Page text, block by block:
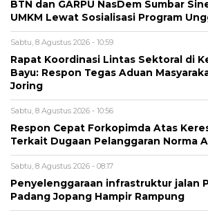
BTN dan GARPU NasDem Sumbar
UMKM Lewat Sosialisasi Program
Sabtu, 8 Agustus 2026 - 10:59
Rapat Koordinasi Lintas Sektoral di
Bayu: Respon Tegas Aduan
Joring
Sabtu, 8 Agustus 2026 - 10:56
Respon Cepat Forkopimda Atas
Terkait Dugaan Pelanggaran Norma
Sabtu, 8 Agustus 2026 - 08:17
Penyelenggaraan infrastruktur jalan
Padang Jopang Hampir Rampung